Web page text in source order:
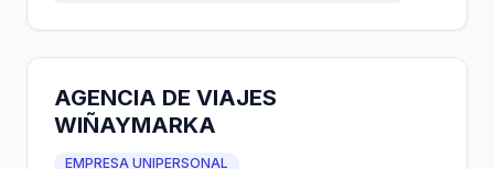
AGENCIA DE VIAJES
WIÑAYMARKA
EMPRESA UNIPERSONAL